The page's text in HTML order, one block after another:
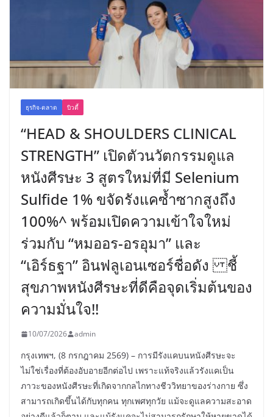
ธุรกิจ-ตลาด บิวตี้
“HEAD & SHOULDERS CLINICAL
STRENGTH” เปิดตัวนวัตกรรมดูแล
หนังศีรษะ 3 สูตรใหม่ที่มี Selenium
Sulfide 1% ขจัดรังแคซ้ำซากสูงถึง
100%^ พร้อมเปิดความเข้าใจใหม่
ร่วมกับ “หมออร-อรอุมา” และ
“เอิร์ธฐา” อินฟลูเอนเซอร์ชื่อดัง ชี้
สุขภาพหนังศีรษะที่ดีคือจุดเริ่มต้นของ
ความมั่นใจ!!
10/07/2026 admin
กรุงเทพฯ, (8 กรกฎาคม 2569) – การมีรังแคบนหนังศีรษะจะ
ไม่ใช่เรื่องที่ต้องอับอายอีกต่อไป เพราะแท้จริงแล้วรังแคเป็น
ภาวะของหนังศีรษะที่เกิดจากกลไกทางชีววิทยาของร่างกาย ซึ่ง
สามารถเกิดขึ้นได้กับทุกคน ทุกเพศทุกวัย แม้จะดูแลความสะอาด